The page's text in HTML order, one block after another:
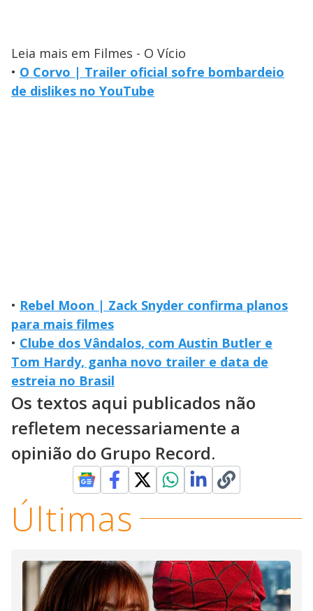
Leia mais em Filmes - O Vício
• O Corvo | Trailer oficial sofre bombardeio
de dislikes no YouTube
• Rebel Moon | Zack Snyder confirma planos
para mais filmes
• Clube dos Vândalos, com Austin Butler e
Tom Hardy, ganha novo trailer e data de
estreia no Brasil
Os textos aqui publicados não
refletem necessariamente a
opinião do Grupo Record.
Últimas